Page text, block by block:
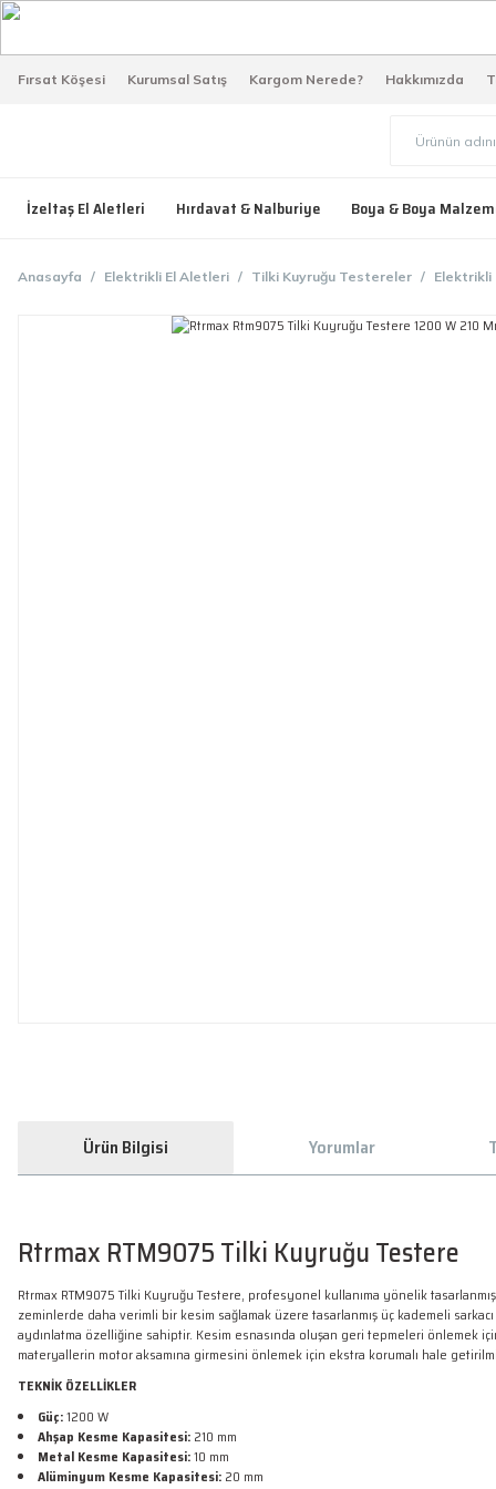
Fırsat Köşesi Kurumsal Satış Kargom Nerede? Hakkımızda
İzeltaş El Aletleri Hırdavat & Nalburiye Boya & Boya
Anasayfa Elektrikli El Aletleri Tilki Kuyruğu Testereler Elektrikli
Ürün Bilgisi Yorumlar
Rtrmax RTM9075 Tilki Kuyruğu Testere
Rtrmax RTM9075 Tilki Kuyruğu Testere, profesyonel kullanıma yönelik
zeminlerde daha verimli bir kesim sağlamak üzere tasarlanmış üç kademeli
aydınlatma özelliğine sahiptir. Kesim esnasında oluşan geri tepmeleri önlemek
materyallerin motor aksamına girmesini önlemek için ekstra korumalı hale
TEKNİK ÖZELLİKLER
Güç:1200 W
Ahşap Kesme Kapasitesi: 210 mm
Metal Kesme Kapasitesi:10 mm
Alüminyum Kesme Kapasitesi: 20 mm